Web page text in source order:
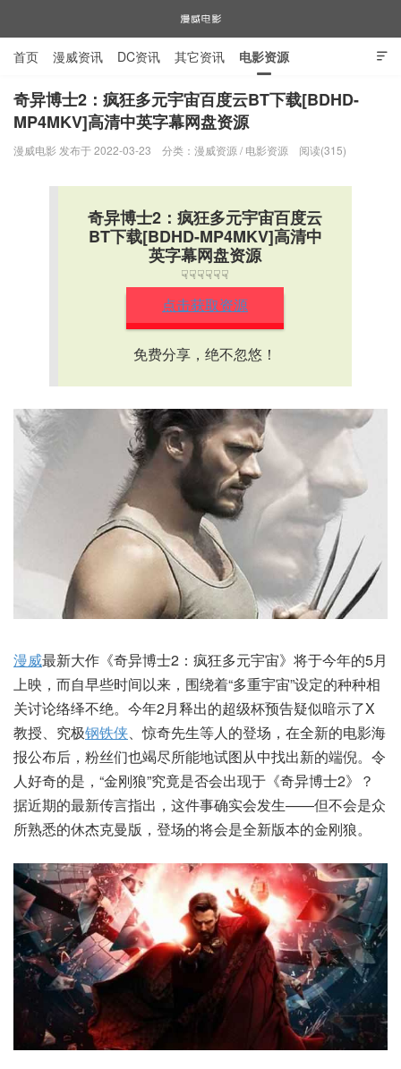
漫威电影

首页 漫威资讯 DC资讯 其它资讯 电影资源
电视剧资源 漫威图片
奇异博士2：疯狂多元宇宙百度云BT下载[BDHD-
MP4MKV]高清中英字幕网盘资源
漫威电影 发布于 2022-03-23 分类： 漫威资源 / 电影资源 阅读(315)
奇异博士2：疯狂多元宇宙百度云
BT下载[BDHD-MP4MKV]高清中
英字幕网盘资源
☟☟☟☟☟☟
点击获取资源
免费分享，绝不忽悠！
漫威最新大作《奇异博士2：疯狂多元宇宙》将于今年的5月
上映，而自早些时间以来，围绕着“多重宇宙”设定的种种相
关讨论络绎不绝。今年2月释出的超级杯预告疑似暗示了X
教授、究极钢铁侠、惊奇先生等人的登场，在全新的电影海
报公布后，粉丝们也竭尽所能地试图从中找出新的端倪。令
人好奇的是，“金刚狼”究竟是否会出现于《奇异博士2》？
据近期的最新传言指出，这件事确实会发生——但不会是众
所熟悉的休杰克曼版，登场的将会是全新版本的金刚狼。